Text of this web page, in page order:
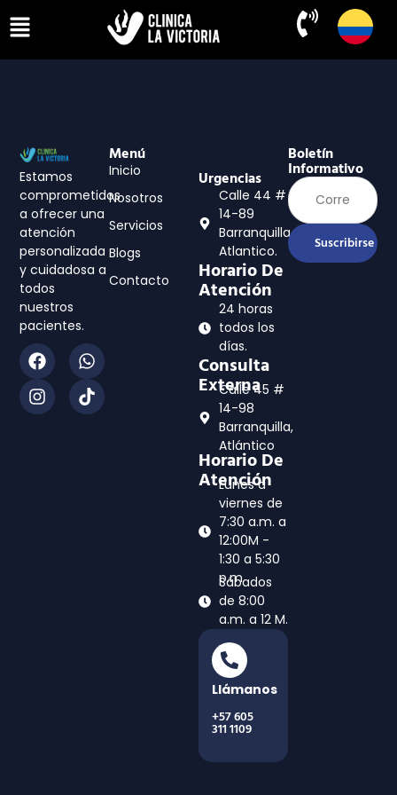
Estamos
comprometidos
a ofrecer una
atención
personalizada
y cuidadosa a
todos
nuestros
pacientes.
Menú
Inicio
Nosotros
Servicios
Blogs
Contacto
Urgencias
Calle 44 #
14-89
Barranquilla,
Atlantico.
Horario De
Atención
24 horas
todos los
días.
Consulta
Externa
Calle 45 #
14-98
Barranquilla,
Atlántico
Horario De
Atención
Lunes a
viernes de
7:30 a.m. a
12:00M -
1:30 a 5:30
p.m
Sábados
de 8:00
a.m. a 12 M.
Llámanos
+57 605
311 1109
Boletín
Informativo
Suscribirse